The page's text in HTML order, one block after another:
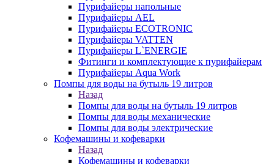
Пурифайеры напольные
Пурифайеры AEL
Пурифайеры ECOTRONIC
Пурифайеры VATTEN
Пурифайеры L`ENERGIE
Фитинги и комплектующие к пурифайерам
Пурифайеры Aqua Work
Помпы для воды на бутыль 19 литров
Назад
Помпы для воды на бутыль 19 литров
Помпы для воды механические
Помпы для воды электрические
Кофемашины и кофеварки
Назад
Кофемашины и кофеварки